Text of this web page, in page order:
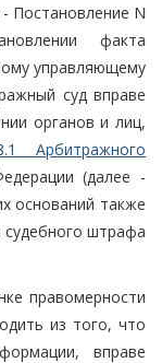
Постановление N
факта
управляющему
суд вправе
органов и лиц,
Арбитражного
(далее -
оснований также
штрафа
правомерности
из того, что
вправе